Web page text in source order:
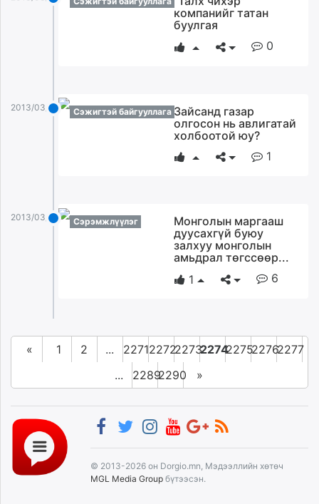
компанийг татан
буулгая
0
2013/03/27 Сэжигтэй байгууллага Зайсанд газар
олгосон нь авлигатай
холбоотой юу?
1
2013/03/27 Сэрэмжлүүлэг
Монголын маргааш
дуусахгүй буюу
залхуу монголын
амьдрал төгссөөр...
1
6
« 1 2 ... 2271227222732274227522762277
...
22892290 »
© 2013-2026 он Dorgio.mn, Мэдээллийн хөтөч
MGL Media Group бүтээсэн.